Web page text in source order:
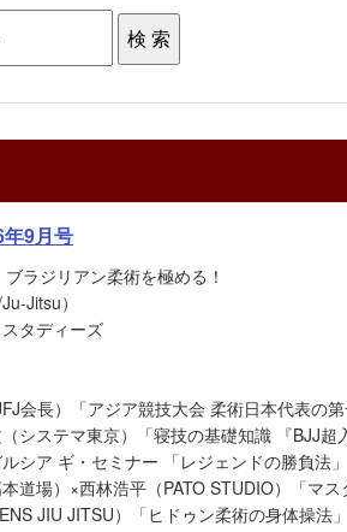
9月号
ラジリアン柔術を極める！
Jitsu）
タディーズ
会長）「アジア競技大会 柔術日本代表の第
システマ東京）「寝技の基礎知識 『BJJ超
シア ギ・セミナー 「レジェンドの勝負法」
道場）×西林浩平（PATO STUDIO）「マス
JIU JITSU）「ヒドゥン柔術の身体操